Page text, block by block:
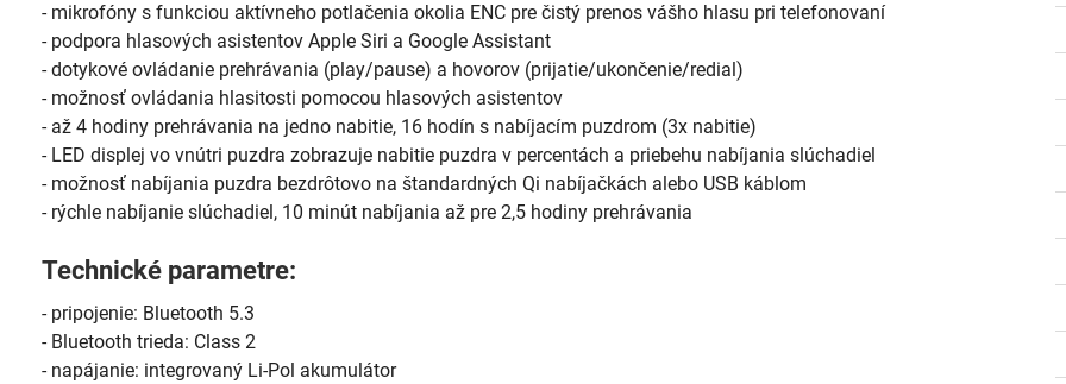
- mikrofóny s funkciou aktívneho potlačenia okolia ENC pre čistý prenos vášho hlasu pri telefonovaní
- podpora hlasových asistentov Apple Siri a Google Assistant
- dotykové ovládanie prehrávania (play/pause) a hovorov (prijatie/ukončenie/redial)
- možnosť ovládania hlasitosti pomocou hlasových asistentov
- až 4 hodiny prehrávania na jedno nabitie, 16 hodín s nabíjacím puzdrom (3x nabitie)
- LED displej vo vnútri puzdra zobrazuje nabitie puzdra v percentách a priebehu nabíjania slúchadiel
- možnosť nabíjania puzdra bezdrôtovo na štandardných Qi nabíjačkách alebo USB káblom
- rýchle nabíjanie slúchadiel, 10 minút nabíjania až pre 2,5 hodiny prehrávania
Technické parametre:
- pripojenie: Bluetooth 5.3
- Bluetooth trieda: Class 2
- napájanie: integrovaný Li-Pol akumulátor